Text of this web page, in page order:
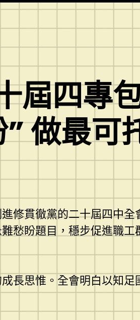
屆四專
做最可
修貫徹黨的二十屆四中
愁盼題目，穩步促進職
長思惟。全會明白以知